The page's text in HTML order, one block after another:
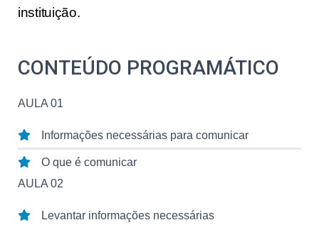
instituição.
CONTEÚDO PROGRAMÁTICO
AULA 01
Informações necessárias para comunicar
O que é comunicar
AULA 02
Levantar informações necessárias